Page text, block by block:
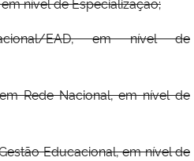
EAD, em nível de
Rede Nacional, em nível de
Educacional, em nível de